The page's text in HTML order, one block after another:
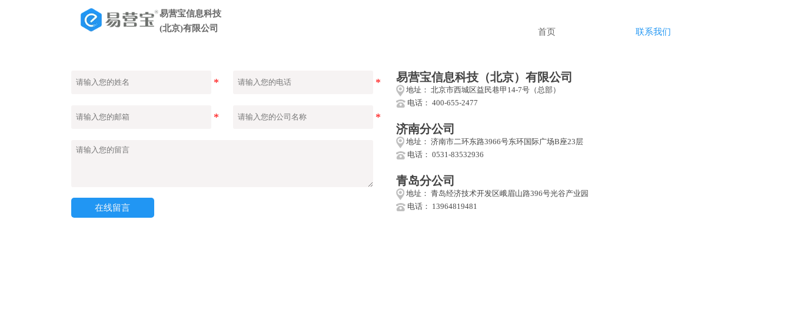
易营宝信息科技
(北京)有限公司
首页 联系我们
在线留言
易营宝信息科技（北京）有限公司
地址： 北京市西城区益民巷甲14-7号（总部）
电话： 400-655-2477
济南分公司
地址： 济南市二环东路3966号东环国际广场B座23层
电话： 0531-83532936
青岛分公司
地址： 青岛经济技术开发区峨眉山路396号光谷产业园
电话： 13964819481